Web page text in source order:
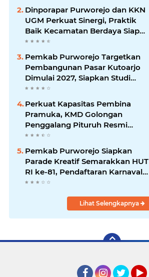
Dinporapar Purworejo dan KKN
UGM Perkuat Sinergi, Praktik
Baik Kecamatan Berdaya Siap
Direplikasi
Pemkab Purworejo Targetkan
Pembangunan Pasar Kutoarjo
Dimulai 2027, Siapkan Studi
Kelayakan hingga DED
Perkuat Kapasitas Pembina
Pramuka, KMD Golongan
Penggalang Pituruh Resmi
Dimulai
Pemkab Purworejo Siapkan
Parade Kreatif Semarakkan HUT
RI ke-81, Pendaftaran Karnaval
Resmi Dibuka
Lihat Selengkapnya